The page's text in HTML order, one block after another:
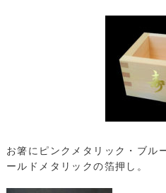
お箸にピンクメタリック・ブル
ールドメタリックの箔押し。